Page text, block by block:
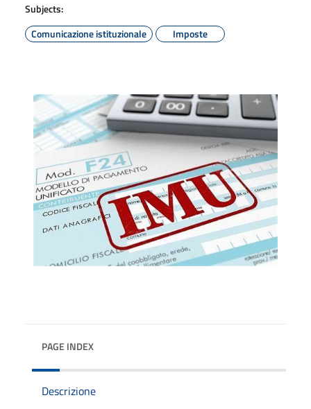
Subjects:
Comunicazione istituzionale
Imposte
PAGE INDEX
Descrizione